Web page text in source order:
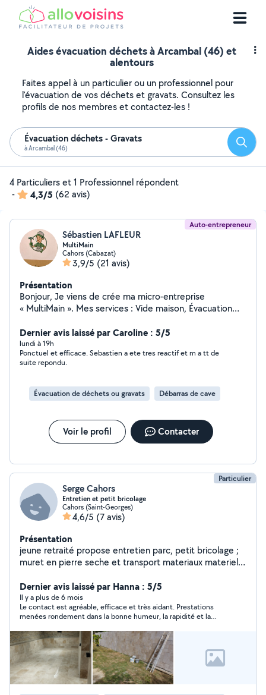
Aides évacuation déchets à Arcambal (46) et
alentours
Faites appel à un particulier ou un professionnel pour
l'évacuation de vos déchets et gravats. Consultez les
profils de nos membres et contactez-les !
Évacuation déchets - Gravats
à Arcambal (46)
4 Particuliers et 1 Professionnel répondent
-
4,3/5 (62 avis)
Auto-entrepreneur
Sébastien LAFLEUR
MultiMain
Cahors (Cabazat)
3,9/5 (21 avis)
Présentation
Bonjour, Je viens de crée ma micro-entreprise
« MultiMain ». Mes services : Vide maison, Évacuation
divers métaux. Je suis une personne motivée, à l'écoute
et ponctuelle. Je reste à votre disposition pour tout
demande d'information. Cordialement M.Lafleur
Dernier avis laissé par Caroline : 5/5
lundi à 19h
Ponctuel et efficace. Sebastien a ete tres reactif et m a tt de
suite repondu.
Évacuation de déchets ou gravats Débarras de cave
Voir le profil Contacter
Particulier
Serge Cahors
Entretien et petit bricolage
Cahors (Saint-Georges)
4,6/5 (7 avis)
Présentation
jeune retraité propose entretien parc, petit bricolage ;
muret en pierre seche et transport materiaux materiel
Dernier avis laissé par Hanna : 5/5
Il y a plus de 6 mois
Le contact est agréable, efficace et très aidant. Prestations
menées rondement dans la bonne humeur, la rapidité et la